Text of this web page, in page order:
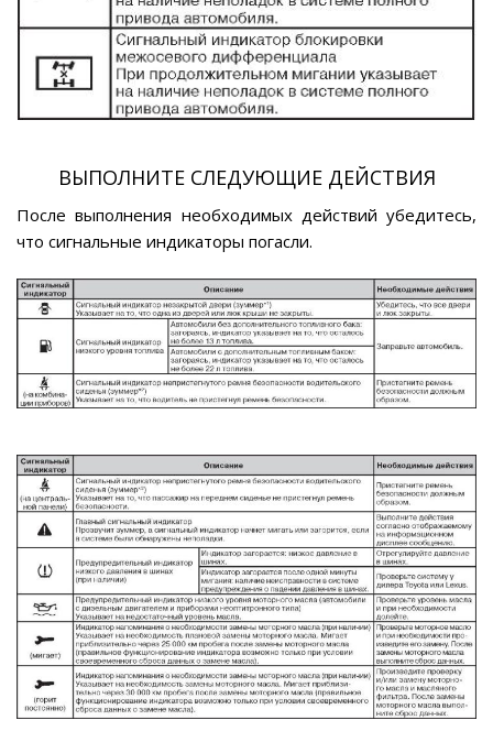
ВЫПОЛНИТЕ СЛЕДУЮЩИЕ ДЕЙСТВИЯ
После выполнения необходимых действий убедитесь,
что сигнальные индикаторы погасли.